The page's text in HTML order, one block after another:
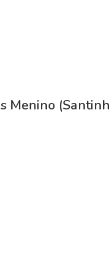
Menino